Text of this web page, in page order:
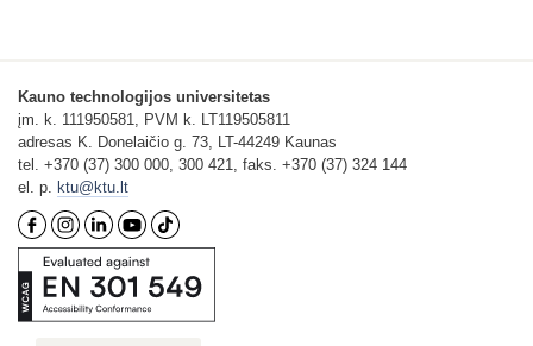
Kauno technologijos universitetas
įm. k. 111950581, PVM k. LT119505811
adresas K. Donelaičio g. 73, LT-44249 Kaunas
tel. +370 (37) 300 000, 300 421, faks. +370 (37) 324 144
el. p. ktu@ktu.lt